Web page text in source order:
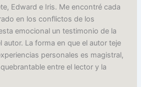
Edward e Iris. Me encontré cada
en los conflictos de los
emocional un testimonio de la
autor. La forma en que el autor teje
personales es magistral,
entre el lector y la